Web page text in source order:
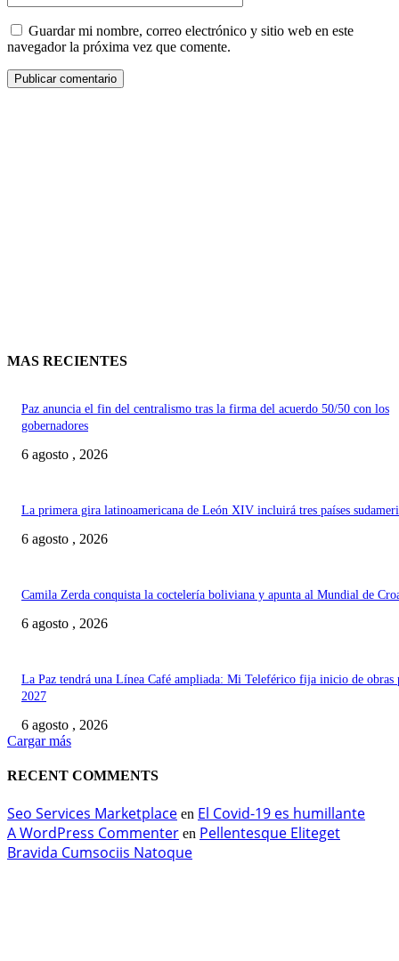
Guardar mi nombre, correo electrónico y sitio web en este
navegador la próxima vez que comente.
MAS RECIENTES
Paz anuncia el fin del centralismo tras la firma del acuerdo 50/50 con los
gobernadores
6 agosto , 2026
La primera gira latinoamericana de León XIV incluirá tres países
6 agosto , 2026
Camila Zerda conquista la coctelería boliviana y apunta al Mundial de
6 agosto , 2026
La Paz tendrá una Línea Café ampliada: Mi Teleférico fija inicio de obras
2027
6 agosto , 2026
Cargar más
RECENT COMMENTS
Seo Services Marketplace en El Covid-19 es humillante
A WordPress Commenter en Pellentesque Eliteget
Bravida Cumsociis Natoque